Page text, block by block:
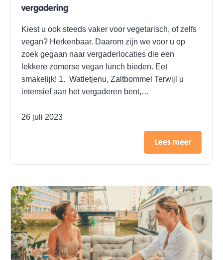
vergadering
Kiest u ook steeds vaker voor vegetarisch, of zelfs
vegan? Herkenbaar. Daarom zijn we voor u op
zoek gegaan naar vergaderlocaties die een
lekkere zomerse vegan lunch bieden. Eet
smakelijk! 1. Watletjenu, Zaltbommel Terwijl u
intensief aan het vergaderen bent,…
26 juli 2023
Lees meer